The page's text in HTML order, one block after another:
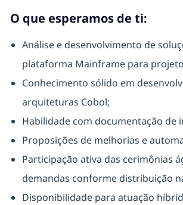
O que esperamos de ti:
Análise e desenvolvimento de
plataforma Mainframe para
Conhecimento sólido em
arquiteturas Cobol;
Habilidade com documentação de
Proposições de melhorias e
Participação ativa das cerimônias
demandas conforme distribuição
Disponibilidade para atuação